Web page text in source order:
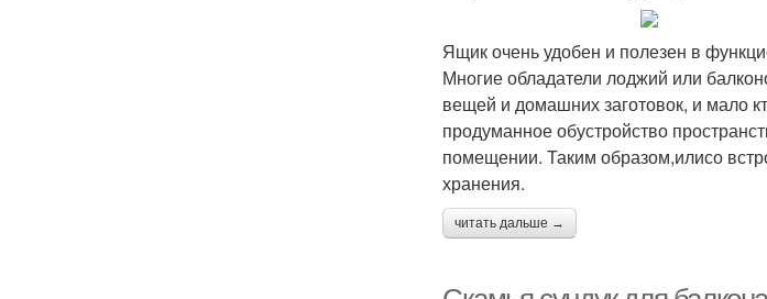
Ящик очень удобен и полезен в
Многие обладатели лоджий или
вещей и домашних заготовок, и мало
продуманное обустройство
помещении. Таким образом,илисо
хранения.
читать дальше →